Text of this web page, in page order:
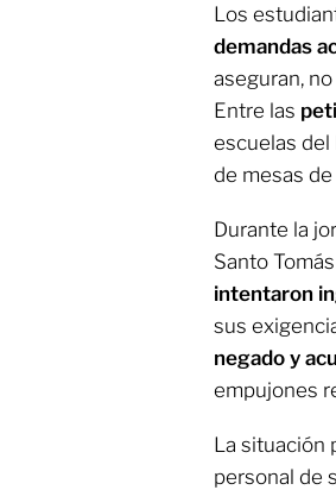
Los
demandas
aseguran,
Entre las
escuelas del
de mesas
Durante la
Santo
intentaron
sus
negado y
empujones
La situación
personal de